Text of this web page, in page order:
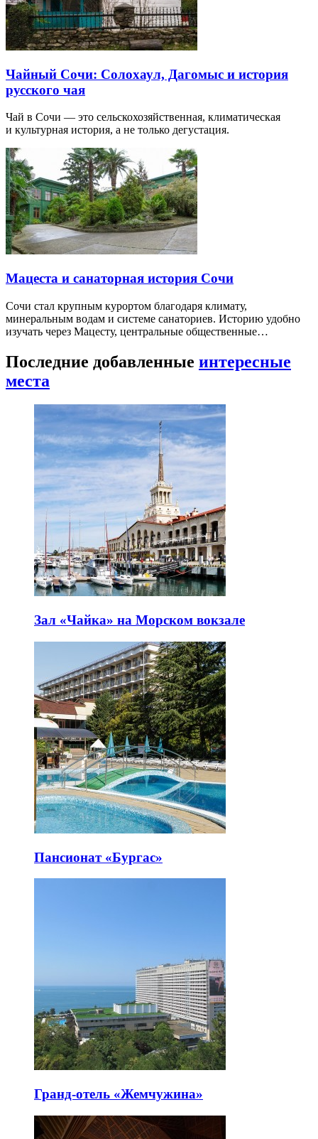
Чайный Сочи: Солохаул, Дагомыс и история
русского чая
Чай в Сочи — это сельскохозяйственная, климатическая
и культурная история, а не только дегустация.
Мацеста и санаторная история Сочи
Сочи стал крупным курортом благодаря климату,
минеральным водам и системе санаториев. Историю удобно
изучать через Мацесту, центральные общественные…
Последние добавленные интересные
места
Зал «Чайка» на Морском вокзале
Пансионат «Бургас»
Гранд-отель «Жемчужина»